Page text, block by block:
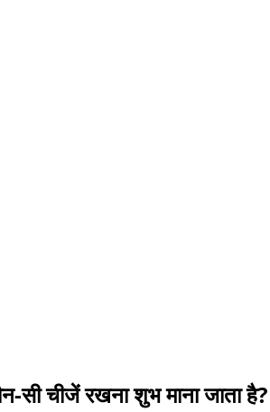
सी चीजें रखना शुभ माना जाता है?